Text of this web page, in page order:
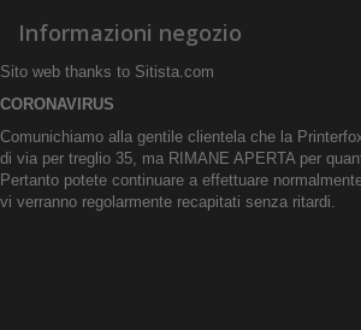
Informazioni negozio
Sito web thanks to Sitista.com
CORONAVIRUS
Comunichiamo alla gentile clientela che la
di via per treglio 35, ma RIMANE APERTA per
Pertanto potete continuare a effettuare
vi verranno regolarmente recapitati senza ritardi.